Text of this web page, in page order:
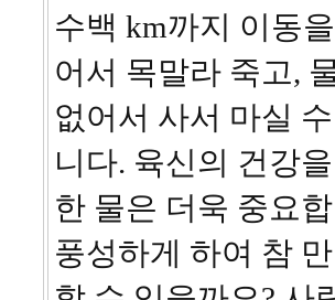
수백 km까지 이동
어서 목말라 죽고,
없어서 사서 마실
니다. 육신의 건강
한 물은 더욱 중요
풍성하게 하여 참